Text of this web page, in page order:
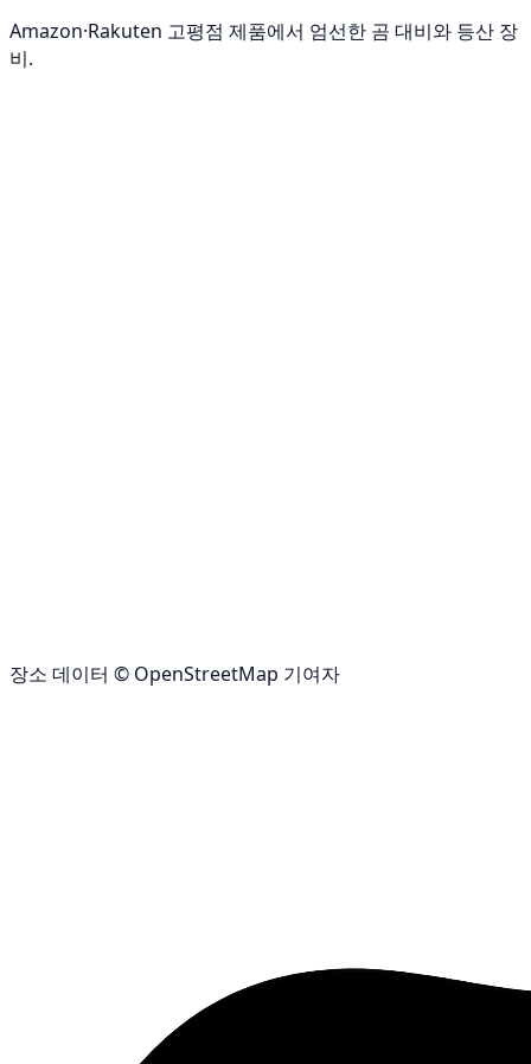
Amazon·Rakuten 고평점 제품에서 엄선한 곰 대비와 등산 장
비.
장소 데이터 © OpenStreetMap 기여자